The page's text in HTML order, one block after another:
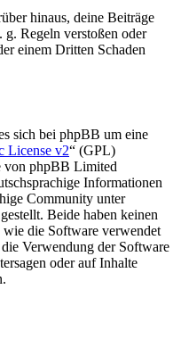
hinaus, deine Beiträge
g. Regeln verstoßen oder
einem Dritten Schaden
sich bei phpBB um eine
License v2“ (GPL)
von phpBB Limited
Informationen
Community unter
Beide haben keinen
die Software verwendet
Verwendung der Software
oder auf Inhalte